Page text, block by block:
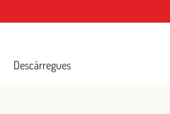
Descàrregues